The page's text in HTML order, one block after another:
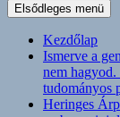
Elsődleges menü
Kezdőlap
Ismerve a
nem
tudományos
Heringes